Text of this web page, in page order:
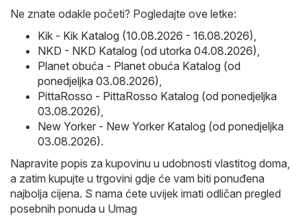
Ne znate odakle početi? Pogledajte ove letke:
Kik - Kik Katalog (10.08.2026 - 16.08.2026),
NKD - NKD Katalog (od utorka 04.08.2026),
Planet obuća - Planet obuća Katalog (od
ponedjeljka 03.08.2026),
PittaRosso - PittaRosso Katalog (od ponedjeljka
03.08.2026),
New Yorker - New Yorker Katalog (od ponedjeljka
03.08.2026).
Napravite popis za kupovinu u udobnosti vlastitog doma,
a zatim kupujte u trgovini gdje će vam biti ponuđena
najbolja cijena. S nama ćete uvijek imati odličan pregled
posebnih ponuda u Umag